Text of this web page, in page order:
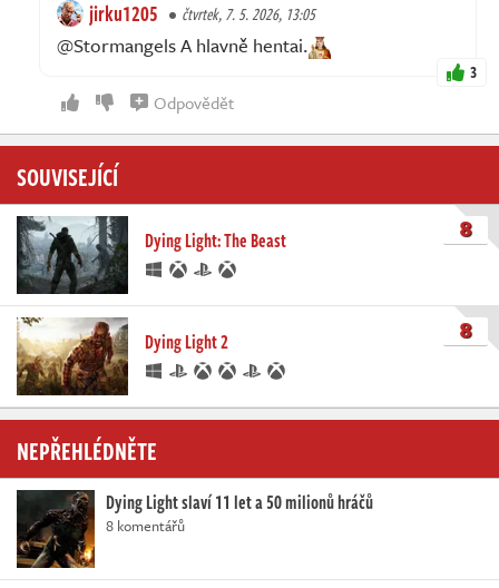
jirku1205 čtvrtek, 7. 5. 2026, 13:05
@Stormangels A hlavně hentai.
3
Odpovědět
SOUVISEJÍCÍ
Dying Light: The Beast 8
Dying Light 2 8
NEPŘEHLÉDNĚTE
Dying Light slaví 11 let a 50 milionů hráčů
8 komentářů